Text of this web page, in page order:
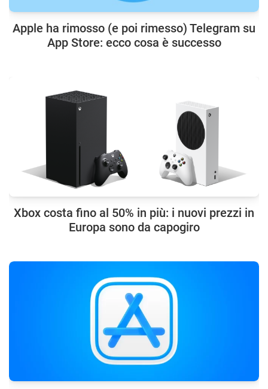
Apple ha rimosso (e poi rimesso) Telegram su
App Store: ecco cosa è successo
Xbox costa fino al 50% in più: i nuovi prezzi in
Europa sono da capogiro